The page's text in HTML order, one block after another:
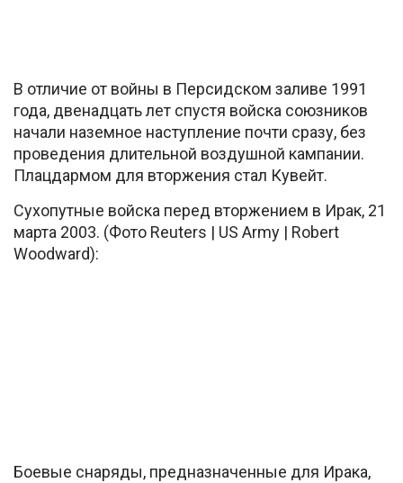
В отличие от войны в Персидском заливе 1991
года, двенадцать лет спустя войска союзников
начали наземное наступление почти сразу, без
проведения длительной воздушной кампании.
Плацдармом для вторжения стал Кувейт.
Сухопутные войска перед вторжением в Ирак, 21
марта 2003. (Фото Reuters | US Army | Robert
Woodward):
Боевые снаряды, предназначенные для Ирака,